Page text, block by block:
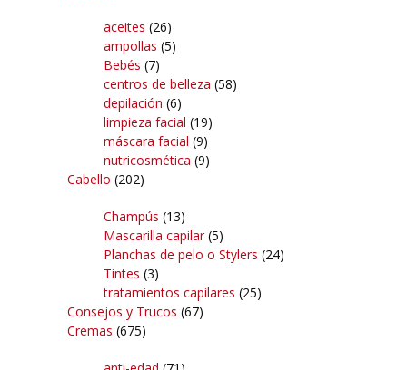
aceites (26)
ampollas (5)
Bebés (7)
centros de belleza (58)
depilación (6)
limpieza facial (19)
máscara facial (9)
nutricosmética (9)
Cabello (202)
Champús (13)
Mascarilla capilar(5)
Planchas de pelo o Stylers (24)
Tintes (3)
tratamientos capilares (25)
Consejos y Trucos (67)
Cremas (675)